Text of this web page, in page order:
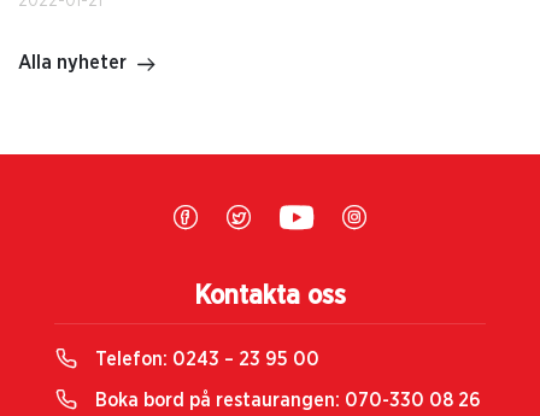
Alla nyheter
Kontakta oss
Telefon: 0243 – 23 95 00
Boka bord på restaurangen: 070-330 08 26